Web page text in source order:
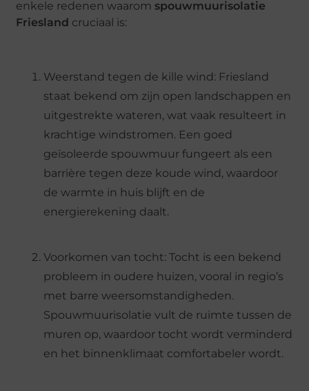
enkele redenen waarom spouwmuurisolatie
Friesland cruciaal is:
Weerstand tegen de kille wind: Friesland
staat bekend om zijn open landschappen en
uitgestrekte wateren, wat vaak resulteert in
krachtige windstromen. Een goed
geïsoleerde spouwmuur fungeert als een
barrière tegen deze koude wind, waardoor
de warmte in huis blijft en de
energierekening daalt.
Voorkomen van tocht: Tocht is een bekend
probleem in oudere huizen, vooral in regio’s
met barre weersomstandigheden.
Spouwmuurisolatie vult de ruimte tussen de
muren op, waardoor tocht wordt verminderd
en het binnenklimaat comfortabeler wordt.